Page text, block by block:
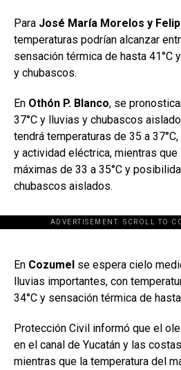
Para José María Morelos y
temperaturas podrían alcanzar
sensación térmica de hasta 41°C
y chubascos.
En Othón P. Blanco, se
37°C y lluvias y chubascos
tendrá temperaturas de 35 a
y actividad eléctrica, mientras que
máximas de 33 a 35°C y
chubascos aislados.
ADVERTISEMENT. SCROLL TO
[adsforwp
En Cozumel se espera cielo
lluvias importantes, con
34°C y sensación térmica de hasta
Protección Civil informó que el
en el canal de Yucatán y las
mientras que la temperatura del